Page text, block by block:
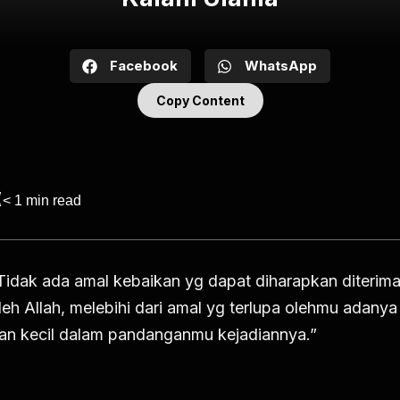
Facebook WhatsApp
Copy Content
< 1 min read
ada amal kebaikan yg dapat diharapkan diterima
Allah, melebihi dari amal yg terlupa olehmu adanya
kecil dalam pandanganmu kejadiannya.”